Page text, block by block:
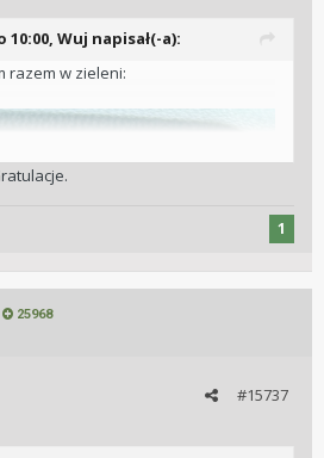
10:00, Wuj napisał(-a):
razem w zieleni:
1
25968
#15737